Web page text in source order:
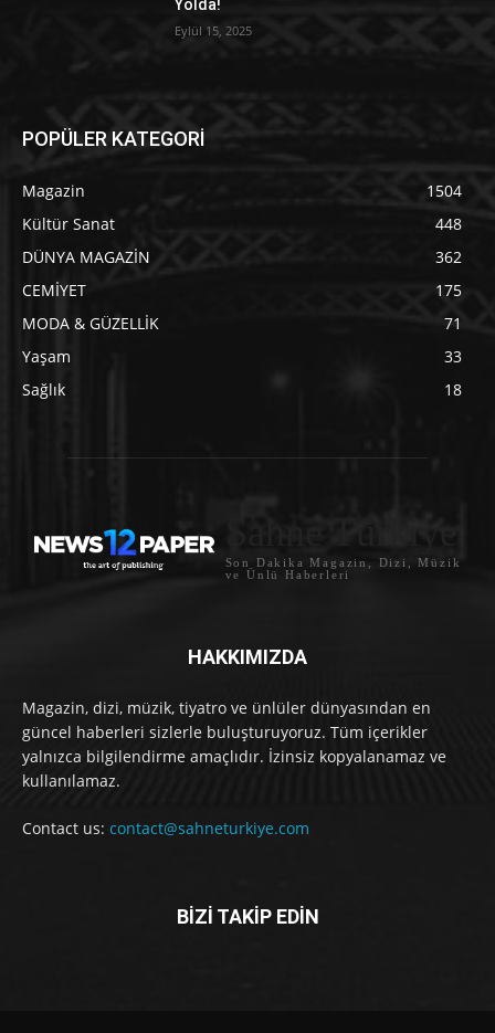
Yolda!
Eylül 15, 2025
POPÜLER KATEGORİ
Magazin
1504
Kültür Sanat
448
DÜNYA MAGAZİN
362
CEMİYET
175
MODA & GÜZELLİK
71
Yaşam
33
Sağlık
18
Sahne Türkiye
Son Dakika Magazin, Dizi, Müzik
ve Ünlü Haberleri
HAKKIMIZDA
Magazin, dizi, müzik, tiyatro ve ünlüler dünyasından en
güncel haberleri sizlerle buluşturuyoruz. Tüm içerikler
yalnızca bilgilendirme amaçlıdır. İzinsiz kopyalanamaz ve
kullanılamaz.
Contact us: contact@sahneturkiye.com
BİZİ TAKİP EDİN